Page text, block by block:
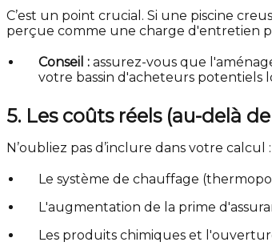
C’est un point crucial. Si une piscine
perçue comme une charge d'entretien
Conseil : assurez-vous que
votre bassin d'acheteurs potentiels
5. Les coûts réels (au-delà de
N’oubliez pas d’inclure dans votre calcul :
Le système de chauffage
L'augmentation de la prime
Les produits chimiques et